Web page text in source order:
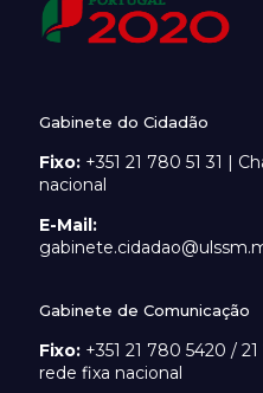
Gabinete do Cidadão
Fixo: +351 21 780 51 31 |
nacional
E-Mail:
Gabinete de Comunicação
Fixo: +351 21 780 5420 /
rede fixa nacional